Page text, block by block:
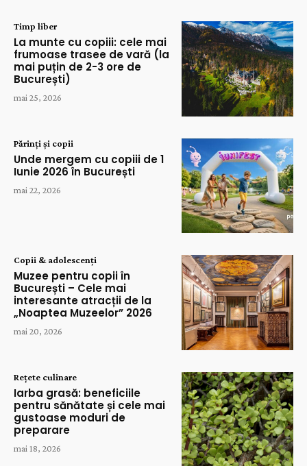
Timp liber
La munte cu copiii: cele mai
frumoase trasee de vară (la
mai puțin de 2-3 ore de
București)
mai 25, 2026
Părinți și copii
Unde mergem cu copiii de 1
Iunie 2026 în București
mai 22, 2026
Copii & adolescenți
Muzee pentru copii în
București – Cele mai
interesante atracții de la
„Noaptea Muzeelor” 2026
mai 20, 2026
Rețete culinare
Iarba grasă: beneficiile
pentru sănătate și cele mai
gustoase moduri de
preparare
mai 18, 2026